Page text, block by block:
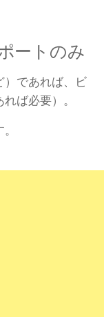
ートのみ
）であれば、ビ
ば必要）。